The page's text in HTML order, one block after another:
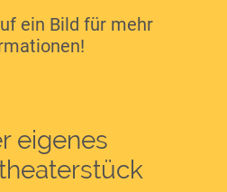
ein Bild für mehr
eigenes